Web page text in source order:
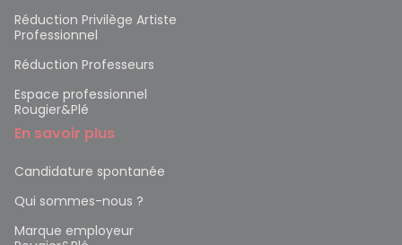
Réduction Privilège Artiste
Professionnel
Réduction Professeurs
Espace professionnel
Rougier&Plé
En savoir plus
Candidature spontanée
Qui sommes-nous ?
Marque employeur